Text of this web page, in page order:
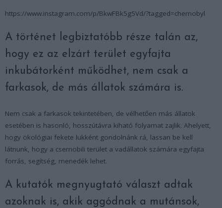
https://www.instagram.com/p/BkwFBk5g5Vd/?tagged=chernobyl
A történet legbiztatóbb része talán az,
hogy ez az elzárt terület egyfajta
inkubátorként működhet, nem csak a
farkasok, de más állatok számára is.
Nem csak a farkasok tekintetében, de vélhetően más állatok
esetében is hasonló, hosszútávra kiható folyamat zajlik. Ahelyett,
hogy ökológiai fekete lukként gondolnánk rá, lassan be kell
látnunk, hogy a csernobili terület a vadállatok számára egyfajta
forrás, segítség, menedék lehet.
A kutatók megnyugtató választ adtak
azoknak is, akik aggódnak a mutánsok,